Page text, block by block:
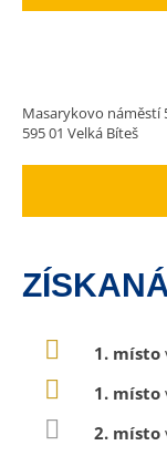
Masarykovo náměstí
595 01 Velká Bíteš
1. místo
1. místo
2. místo